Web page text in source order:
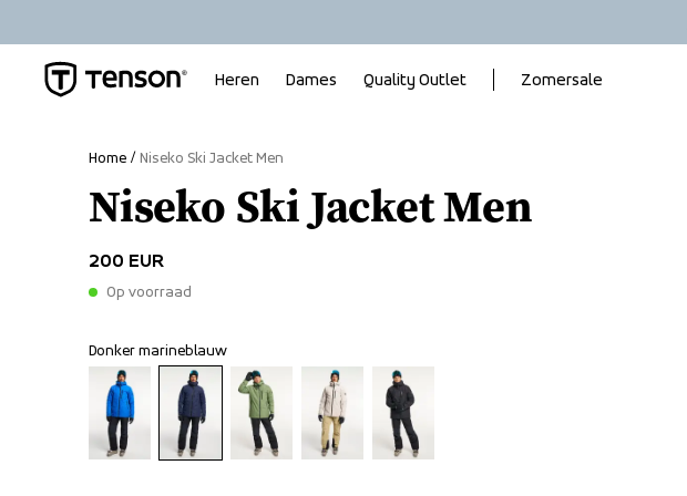
Heren Dames Quality Outlet Zomersale
Home Niseko Ski Jacket Men
Niseko Ski Jacket Men
200 EUR
Op voorraad
Donker marineblauw